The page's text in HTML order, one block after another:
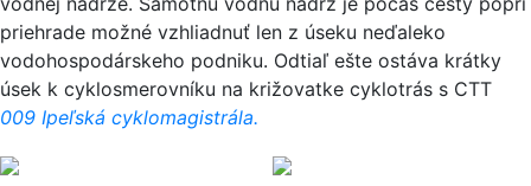
priehrade možné vzhliadnuť len z úseku neďaleko
vodohospodárskeho podniku. Odtiaľ ešte ostáva krátky
úsek k cyklosmerovníku na križovatke cyklotrás s CTT
009 Ipeľská cyklomagistrála.